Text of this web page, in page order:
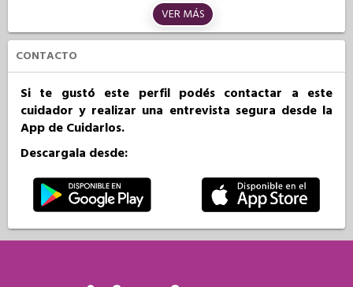
VER MÁS
CONTACTO
Si te gustó este perfil podés contactar a este
cuidador y realizar una entrevista segura desde la
App de Cuidarlos.
Descargala desde: